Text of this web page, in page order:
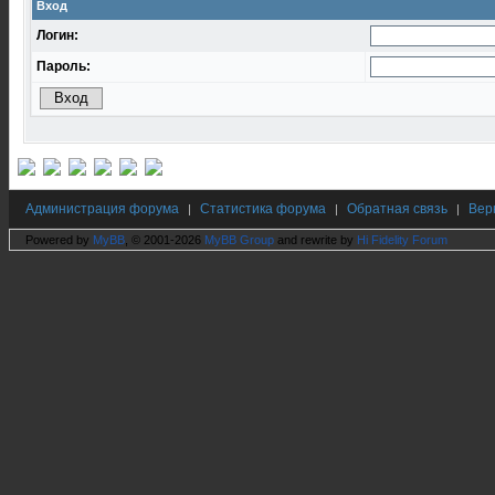
Вход
Логин:
Пароль:
Администрация форума | Статистика форума | Обратная связь |
Powered by MyBB , © 2001-2026 MyBB Group and rewrite by Hi Fidelity Forum